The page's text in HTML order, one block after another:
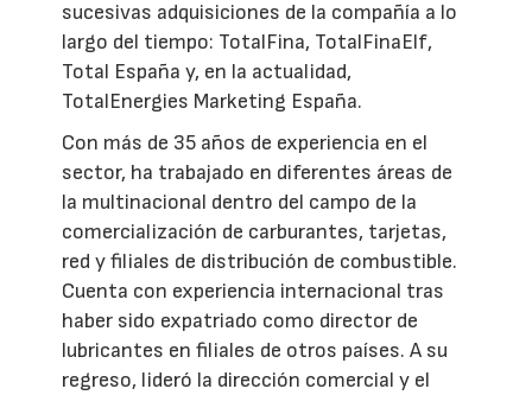
sucesivas adquisiciones de la compañía a lo
largo del tiempo: TotalFina, TotalFinaElf,
Total España y, en la actualidad,
TotalEnergies Marketing España.
Con más de 35 años de experiencia en el
sector, ha trabajado en diferentes áreas de
la multinacional dentro del campo de la
comercialización de carburantes, tarjetas,
red y filiales de distribución de combustible.
Cuenta con experiencia internacional tras
haber sido expatriado como director de
lubricantes en filiales de otros países. A su
regreso, lideró la dirección comercial y el